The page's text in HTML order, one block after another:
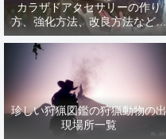
カラザドアクセサリーの作り
方、強化方法、改良方法など
とめ【黒い砂漠冒険日誌１４
珍しい狩猟図鑑の狩猟動物の
現場所一覧